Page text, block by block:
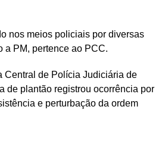
nos meios policiais por diversas
a PM, pertence ao PCC.
Central de Polícia Judiciária de
de plantão registrou ocorrência por
e perturbação da ordem